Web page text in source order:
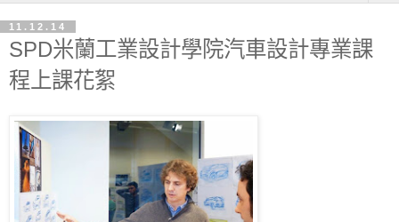
11.12.14
SPD米蘭工業設計學院汽車設計專業課
程上課花絮